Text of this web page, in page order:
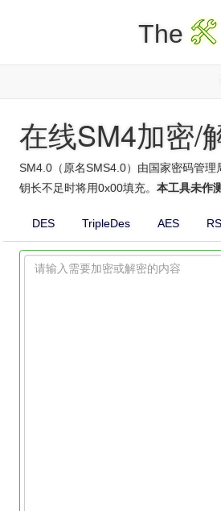
TheX
在线SM4加密/
SM4.0（原名SMS4.0）由国家密码管
钥长不足时将用0x00填充。 本工具未作
DES TripleDes AES